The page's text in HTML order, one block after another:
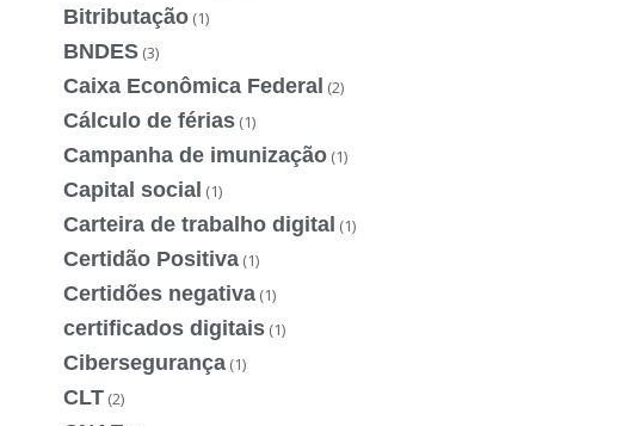
Bitributação (1)
BNDES (3)
Caixa Econômica Federal (2)
Cálculo de férias (1)
Campanha de imunização (1)
Capital social (1)
Carteira de trabalho digital (1)
Certidão Positiva (1)
Certidões negativa (1)
certificados digitais (1)
Cibersegurança (1)
CLT (2)